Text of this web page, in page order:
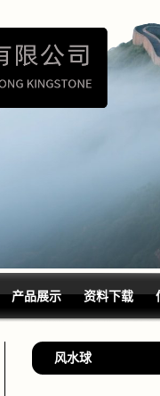
产品展示 资料下载
风水球